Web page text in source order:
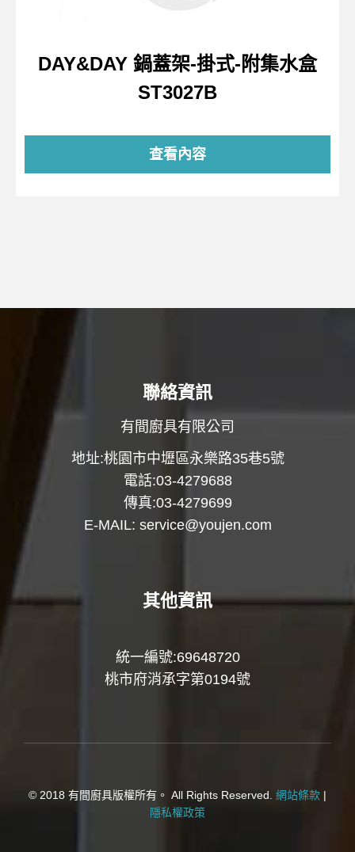
DAY&DAY 鍋蓋架-掛式-附集水盒
ST3027B
查看內容
聯絡資訊
有間廚具有限公司
地址:桃園市中壢區永樂路35巷5號
電話:03-4279688
傳真:03-4279699
E-MAIL: service@youjen.com
其他資訊
統一編號:69648720
桃市府消承字第0194號
© 2018 有間廚具版權所有。 All Rights Reserved. 網站條款 |
隱私權政策